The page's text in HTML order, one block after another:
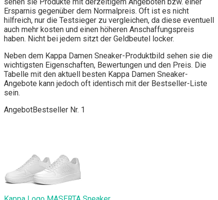
Ersparnis gegenüber dem Normalpreis. Oft ist es nicht
hilfreich, nur die Testsieger zu vergleichen, da diese eventuell
auch mehr kosten und einen höheren Anschaffungspreis
haben. Nicht bei jedem sitzt der Geldbeutel locker.
Neben dem Kappa Damen Sneaker-Produktbild sehen sie die
wichtigsten Eigenschaften, Bewertungen und den Preis. Die
Tabelle mit den aktuell besten Kappa Damen Sneaker-
Angebote kann jedoch oft identisch mit der Bestseller-Liste
sein.
AngebotBestseller Nr. 1